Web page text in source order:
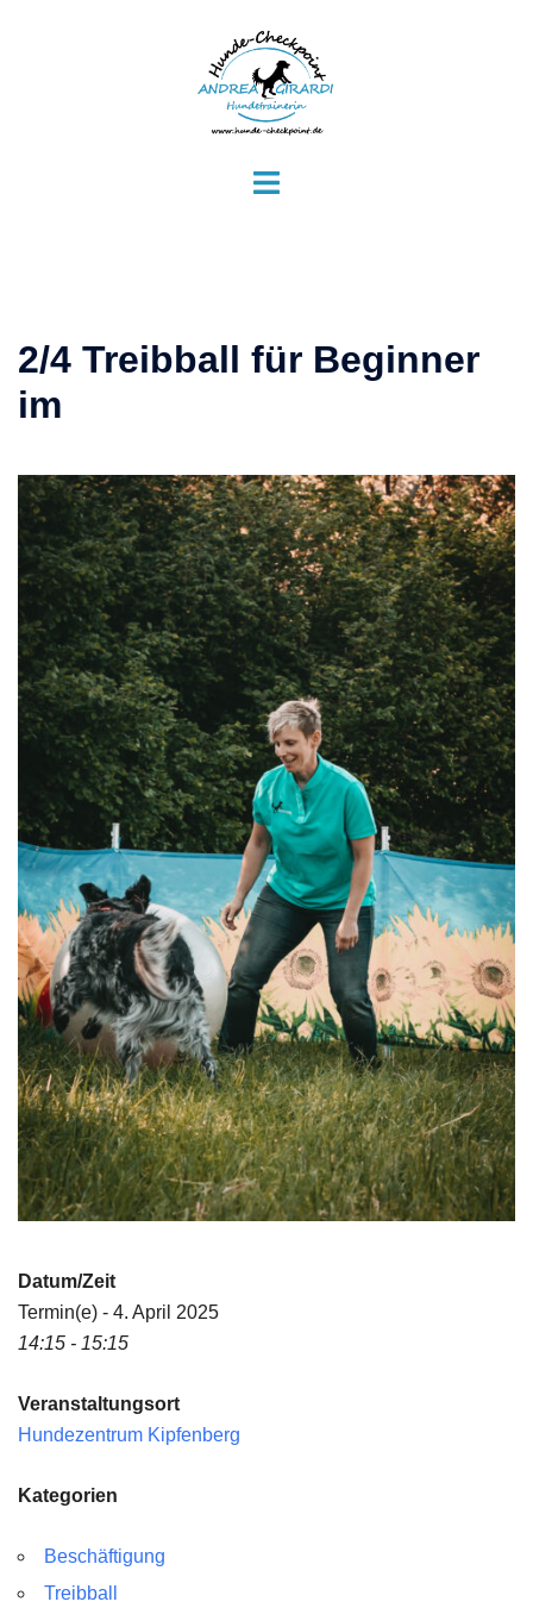
Menü
2/4 Treibball für Beginner
im
Datum/Zeit
Termin(e) - 4. April 2025
14:15 - 15:15
Veranstaltungsort
Hundezentrum Kipfenberg
Kategorien
Beschäftigung
Treibball